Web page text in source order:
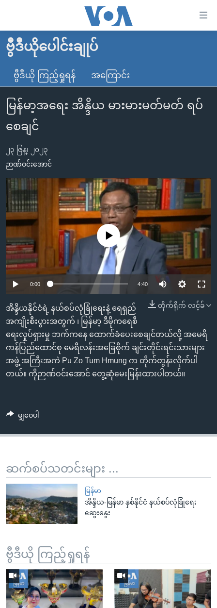
လွယ်ကူ
စေ
သည့်
Link
များ
ပင်မ
သို့
ကျော်
ကြည့်
ပင်မ
အ
စာမျက်နှာ
သို့
ကျော်
ကြည့်
ရှာဖွေ
ရန်
နေရာ
သို့
ကျော်
ရန်
မူလစာမျက်နှာ
မြန်မာ
ကမ္ဘာ့သတင်းများ
နိုင်ငံတကာ
အမေရိကန်
အစ္စရေး-ပါလက်စတိုင်း
ဗွီဒီယို
သတင်းလွတ်လပ်ခွင့်
ရပ်ဝန်းတခု လမ်းတခု အလွန်
အင်္ဂလိပ်စာလေ့လာမယ်
မကြေးမုံရဲ့ အင်္ဂလိပ်စာ
ရုပ်ရှင်ထဲက အင်္ဂလိပ်စာ
သုတပဒေသာ အင်္ဂလိပ်စာ
ရေဒီယို
တီဗွီ
ရေဒီယိုနှင့်ရုပ်သံ အချက်အလက်များ
ရေဒီယို/တီဗွီအစီအစဉ်
Learning English
ဗွီအိုအေ လူမှုကွန်ယက်များ
ဘာသာစကားများ
ဗွီဒီယိုပေါင်းချုပ်
ဗွီဒီယို ကြည့်ရှုရန် အကြောင်း
မြန်မာ့အရေး အိန္ဒိယ မားမားမတ်မတ် ရပ်
စေချင်
၂၃ ဇြန္၊ ၂၀၂၃
ဉာဏ်ဝင်းအောင်
No media source currently available
0:00 4:40
တိုက်ရိုက် လင့်ခ်
အိန္ဒိယနိုင်ငံရဲ့ နယ်စပ်လုံခြုံရေးနဲ့ ရေရှည်
အကျိုးစီးပွားအတွက် ၊ မြန်မာ့ ဒီမိုကရေစီ
ရေးလှုပ်ရှားမှု ဘက်ကနေ ထောက်ခံပေးစေချင်တယ်လို့ အမေရိ
ကန်ပြည်ထောင်စု မေရီလန်းအခြေစိုက် ချင်းတိုင်းရင်းသားများ
အဖွဲ့ အကြီးအကဲ Pu Zo Tum Hmung က တိုက်တွန်းလိုက်ပါ
တယ်။ ကိုဉာဏ်ဝင်းအောင် တွေ့ဆုံမေးမြန်းထားပါတယ်။
မျှဝေပါ
ဆက်စပ်သတင်းများ ...
မြန်မာ
အိန္ဒိယ-မြန်မာ နှစ်နိုင်ငံ နယ်စပ်လုံခြုံရေး
ဆွေးနွေး
ဗွီဒီယို ကြည့်ရှုရန်